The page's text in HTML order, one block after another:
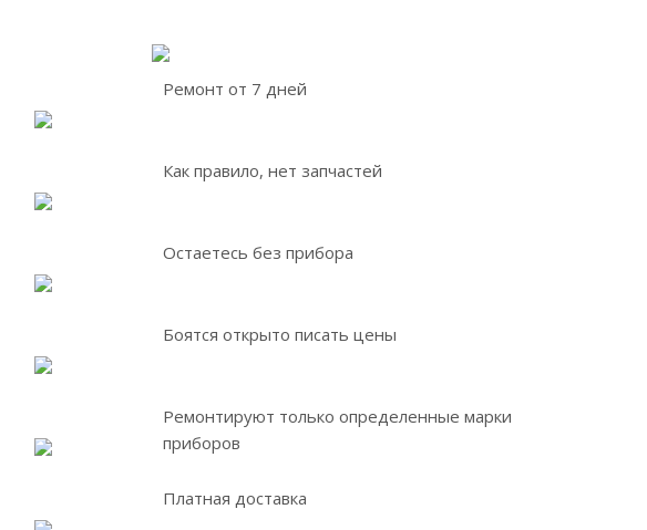
Ремонт от 7 дней
Как правило, нет запчастей
Остаетесь без прибора
Боятся открыто писать цены
Ремонтируют только определенные марки
приборов
Платная доставка